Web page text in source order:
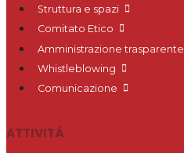
Struttura e spazi
Comitato Etico
Amministrazione trasparente
Whistleblowing
Comunicazione
ATTIVITÀ